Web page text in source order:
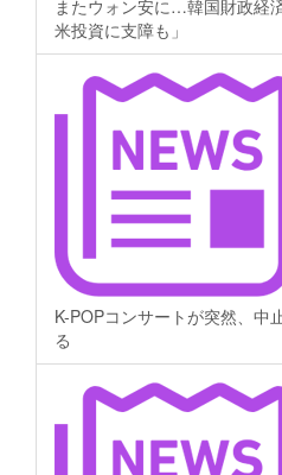
またウォン安に…韓国財政経
米投資に支障も」
K-POPコンサートが突然、中
る